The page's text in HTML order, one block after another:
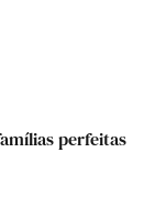
perfeitas